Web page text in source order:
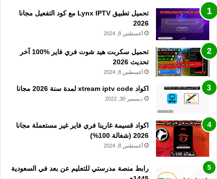
تحميل تطبيق Lynx IPTV مع كود التفعيل مجانا
2026
أغسطس 8, 2024
تحميل سكربت هيد شوت فري فاير %100 آخر
تحديث 2026
أغسطس 8, 2024
اكواد xtream iptv code لمدة سنة 2026 مجانا
ديسمبر 30, 2022
اكواد قسيمة غارينا فري فاير غير مستعملة مجانا
2026 (شغالة 100%)
أغسطس 8, 2024
رابط منصة مدرستي للتعليم عن بعد في السعودية